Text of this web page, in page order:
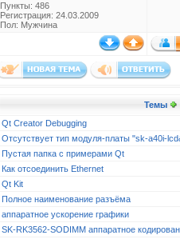
Пункты: 486
Регистрация: 24.03.2009
Пол: Мужчина
Темы
Qt Creator Debugging
Отсутствует тип модуля-платы "sk-a40i-
Пустая папка с примерами Qt
Как отсоединить Ethernet
Qt Kit
Полное наименование разъёма
аппаратное ускорение графики
SK-RK3562-SODIMM аппаратное